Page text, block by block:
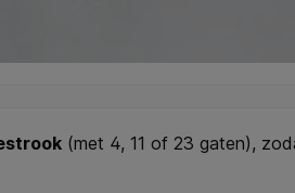
(met 4, 11 of 23 gaten),